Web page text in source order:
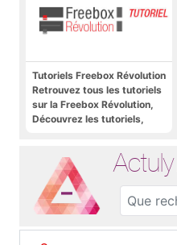
Tutoriels Freebox Révolution
Retrouvez tous les tutoriels
sur la Freebox Révolution,
Découvrez les tutoriels,
Freebox Server, Freebox
Player
Actuly